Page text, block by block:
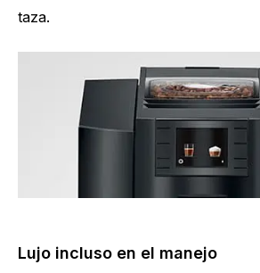
Cantidad de especialidades17
taza.
Lujo incluso en el manejo